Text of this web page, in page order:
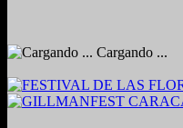
Cargando ...